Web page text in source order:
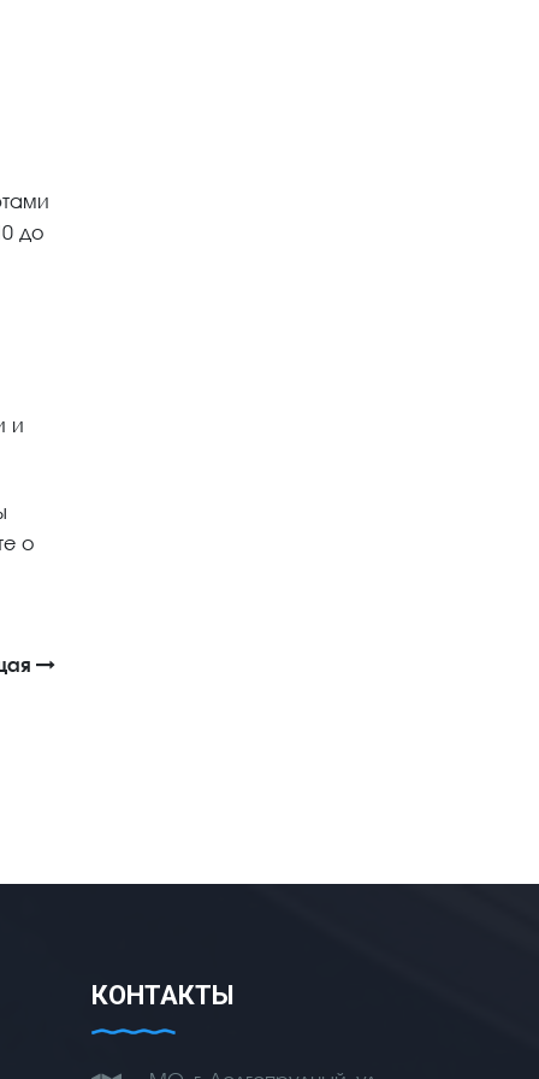
до
и
о
КОНТАКТЫ